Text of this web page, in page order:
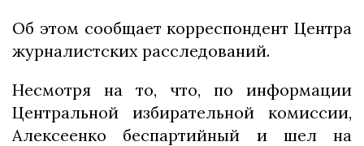
Об этом сообщает корреспондент Центра
журналистских расследований.
Несмотря на то, что, по информации
Центральной избирательной комиссии,
Алексеенко беспартийный и шел на